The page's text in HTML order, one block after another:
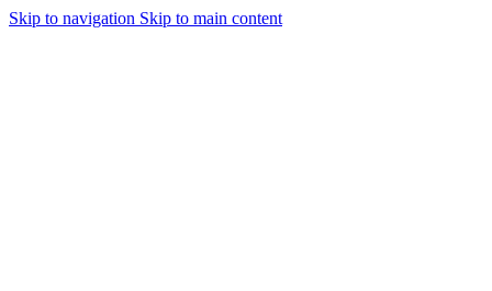
Skip to navigation Skip to main content